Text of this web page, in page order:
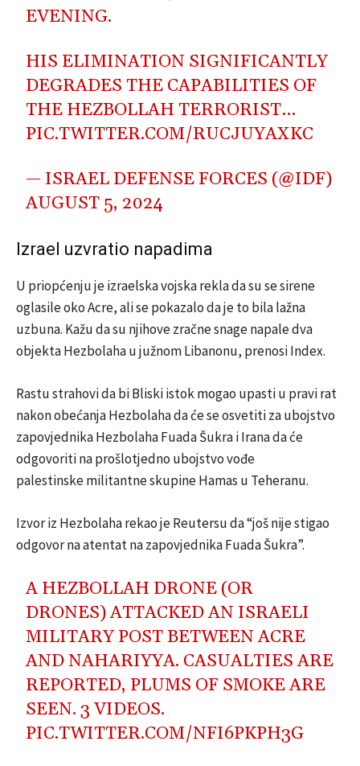
EVENING.
HIS ELIMINATION SIGNIFICANTLY
DEGRADES THE CAPABILITIES OF
THE HEZBOLLAH TERRORIST…
PIC.TWITTER.COM/RUCJUYAXKC
— ISRAEL DEFENSE FORCES (@IDF)
AUGUST 5, 2024
Izrael uzvratio napadima
U priopćenju je izraelska vojska rekla da su se sirene
oglasile oko Acre, ali se pokazalo da je to bila lažna
uzbuna. Kažu da su njihove zračne snage napale dva
objekta Hezbolaha u južnom Libanonu, prenosi Index.
Rastu strahovi da bi Bliski istok mogao upasti u pravi rat
nakon obećanja Hezbolaha da će se osvetiti za ubojstvo
zapovjednika Hezbolaha Fuada Šukra i Irana da će
odgovoriti na prošlotjedno ubojstvo vođe
palestinske militantne skupine Hamas u Teheranu.
Izvor iz Hezbolaha rekao je Reutersu da “još nije stigao
odgovor na atentat na zapovjednika Fuada Šukra”.
A HEZBOLLAH DRONE (OR
DRONES) ATTACKED AN ISRAELI
MILITARY POST BETWEEN ACRE
AND NAHARIYYA. CASUALTIES ARE
REPORTED, PLUMS OF SMOKE ARE
SEEN. 3 VIDEOS.
PIC.TWITTER.COM/NFI6PKPH3G